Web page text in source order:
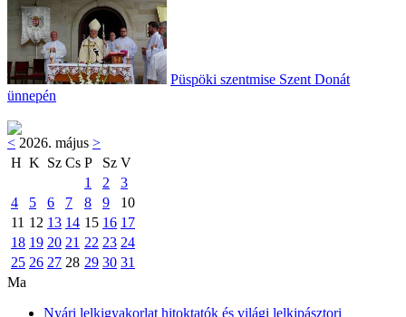
Püspöki szentmise Szent Donát
ünnepén
< 2026. május >
H K Sz Cs P Sz V
1
2
3
4
5 6 7 8 9
10
11 12 13 14 15 16 17
18 19 20 21 22 23 24
25 26 27 28 29 30 31
Ma
Nyári lelkigyakorlat hitoktatók és világi lelkipásztori